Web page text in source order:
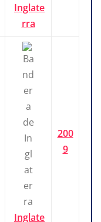
Inglate
rra
Inglate
200
9